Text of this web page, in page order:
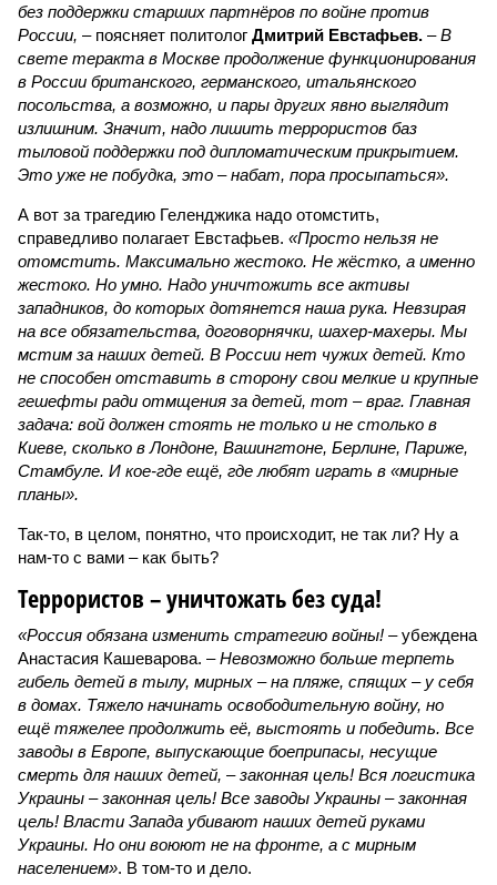
без поддержки старших партнёров по войне против
России, – поясняет политолог Дмитрий Евстафьев. –В
свете теракта в Москве продолжение функционирования
в России британского, германского, итальянского
посольства, а возможно, и пары других явно выглядит
излишним. Значит, надо лишить террористов баз
тыловой поддержки под дипломатическим прикрытием.
Это уже не побудка, это – набат, пора просыпаться».
А вот за трагедию Геленджика надо отомстить,
справедливо полагает Евстафьев. «Просто нельзя не
отомстить. Максимально жестоко. Не жёстко, а именно
жестоко. Но умно. Надо уничтожить все активы
западников, до которых дотянется наша рука. Невзирая
на все обязательства, договорнячки, шахер-махеры. Мы
мстим за наших детей. В России нет чужих детей. Кто
не способен отставить в сторону свои мелкие и крупные
гешефты ради отмщения за детей, тот – враг. Главная
задача: вой должен стоять не только и не столько в
Киеве, сколько в Лондоне, Вашингтоне, Берлине, Париже,
Стамбуле. И кое-где ещё, где любят играть в «мирные
планы».
Так-то, в целом, понятно, что происходит, не так ли? Ну а
нам-то с вами – как быть?
Террористов – уничтожать без суда!
«Россия обязана изменить стратегию войны! – убеждена
Анастасия Кашеварова. –Невозможно больше терпеть
гибель детей в тылу, мирных – на пляже, спящих – у себя
в домах. Тяжело начинать освободительную войну, но
ещё тяжелее продолжить её, выстоять и победить. Все
заводы в Европе, выпускающие боеприпасы, несущие
смерть для наших детей, – законная цель! Вся логистика
Украины – законная цель! Все заводы Украины – законная
цель! Власти Запада убивают наших детей руками
Украины. Но они воюют не на фронте, а с мирным
населением». В том-то и дело.